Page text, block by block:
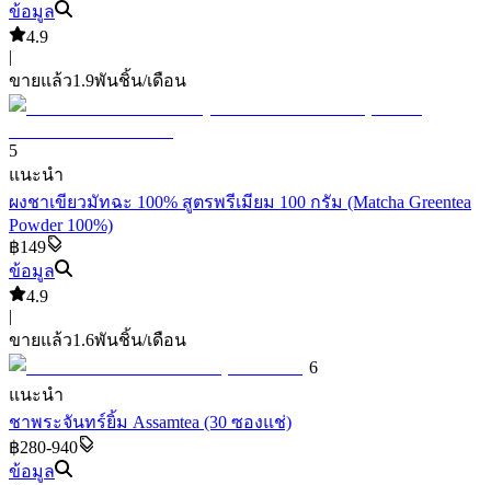
ข้อมูล
4.9
|
ขายแล้ว1.9พันชิ้น/เดือน
5
แนะนำ
ผงชาเขียวมัทฉะ 100% สูตรพรีเมียม 100 กรัม (Matcha Greentea
Powder 100%)
฿149
ข้อมูล
4.9
|
ขายแล้ว1.6พันชิ้น/เดือน
6
แนะนำ
ชาพระจันทร์ยิ้ม Assamtea (30 ซองแช่)
฿280-940
ข้อมูล